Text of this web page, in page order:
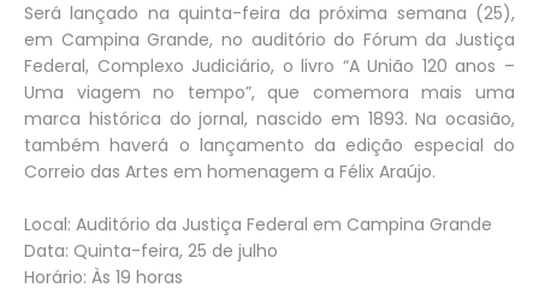
Será lançado na quinta-feira da próxima semana (25),
em Campina Grande, no auditório do Fórum da Justiça
Federal, Complexo Judiciário, o livro “A União 120 anos –
Uma viagem no tempo”, que comemora mais uma
marca histórica do jornal, nascido em 1893. Na ocasião,
também haverá o lançamento da edição especial do
Correio das Artes em homenagem a Félix Araújo.
Local: Auditório da Justiça Federal em Campina Grande
Data: Quinta-feira, 25 de julho
Horário: Às 19 horas